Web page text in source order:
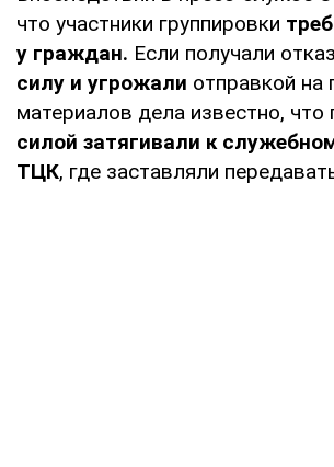
что участники группировки
у граждан. Если получали
силу и угрожали отправкой
материалов дела известно, что
силой затягивали к
ТЦК, где заставляли